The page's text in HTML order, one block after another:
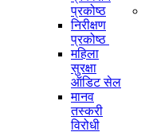
प्रकोष्ठ
निरीक्षण
प्रकोष्ठ
महिला
सुरक्षा
ऑडिट सेल
मानव
तस्करी
विरोधी